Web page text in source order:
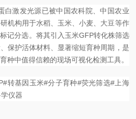
白激发光源已被中国农科院、中国农业
机构用于水稻、玉米、小麦、大豆等作
记分选。将其引入玉米GFP转化株筛选
保护活体材料、显著缩短育种周期，是
种中值得信赖的现场可视化检测工具。
转基因玉米#分子育种#荧光筛选#上海
仪器